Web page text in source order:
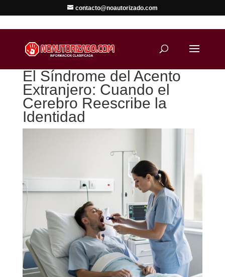
contacto@noautorizado.com
El Síndrome del Acento
Extranjero: Cuando el
Cerebro Reescribe la
Identidad